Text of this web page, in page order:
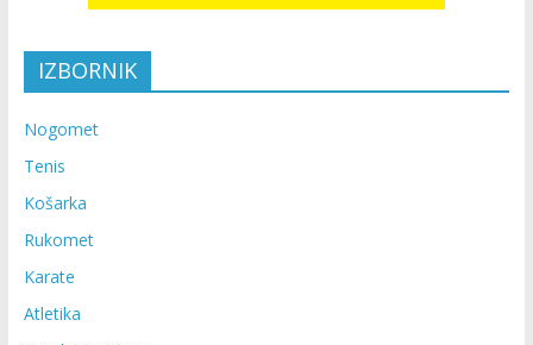
IZBORNIK
Nogomet
Tenis
Košarka
Rukomet
Karate
Atletika